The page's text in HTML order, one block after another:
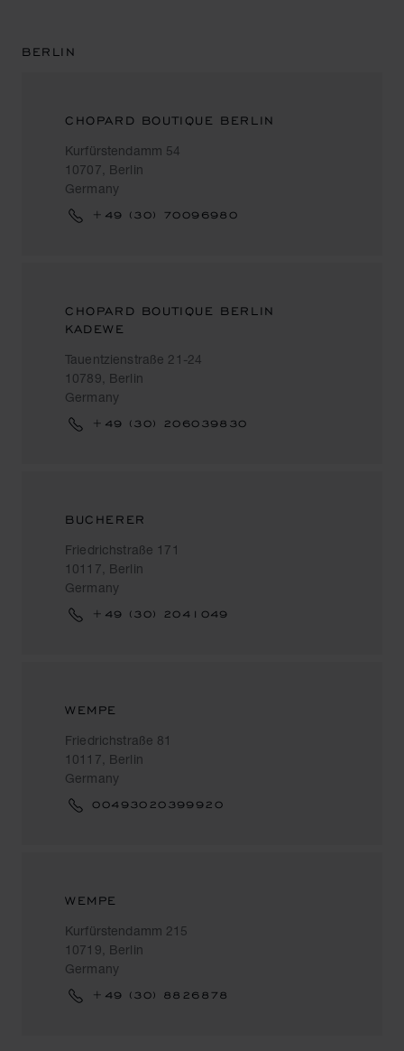
BERLIN
CHOPARD BOUTIQUE BERLIN
Kurfürstendamm 54
10707, Berlin
Germany
+49 (30) 70096980
CHOPARD BOUTIQUE BERLIN
KADEWE
Tauentzienstraße 21-24
10789, Berlin
Germany
+49 (30) 206039830
BUCHERER
Friedrichstraße 171
10117, Berlin
Germany
+49 (30) 2041049
WEMPE
Friedrichstraße 81
10117, Berlin
Germany
00493020399920
WEMPE
Kurfürstendamm 215
10719, Berlin
Germany
+49 (30) 8826878